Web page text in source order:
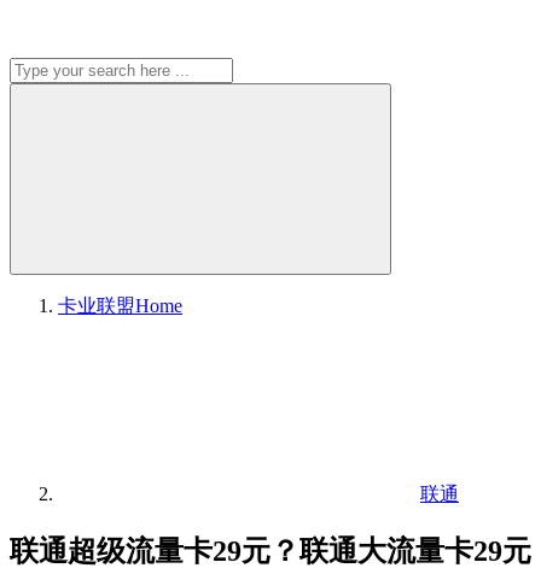
卡业联盟Home
联通
联通超级流量卡29元？联通大流量卡29元